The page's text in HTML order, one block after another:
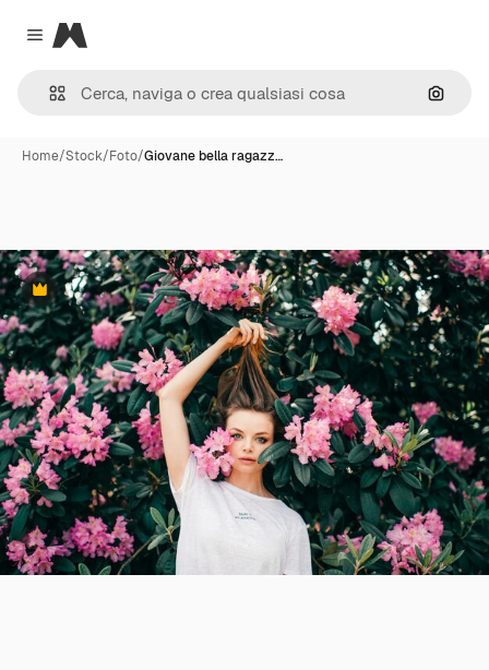
Close menu
Magnific
Cerca
Home/Stock/Foto/Giovane bella ragazz…
Premium